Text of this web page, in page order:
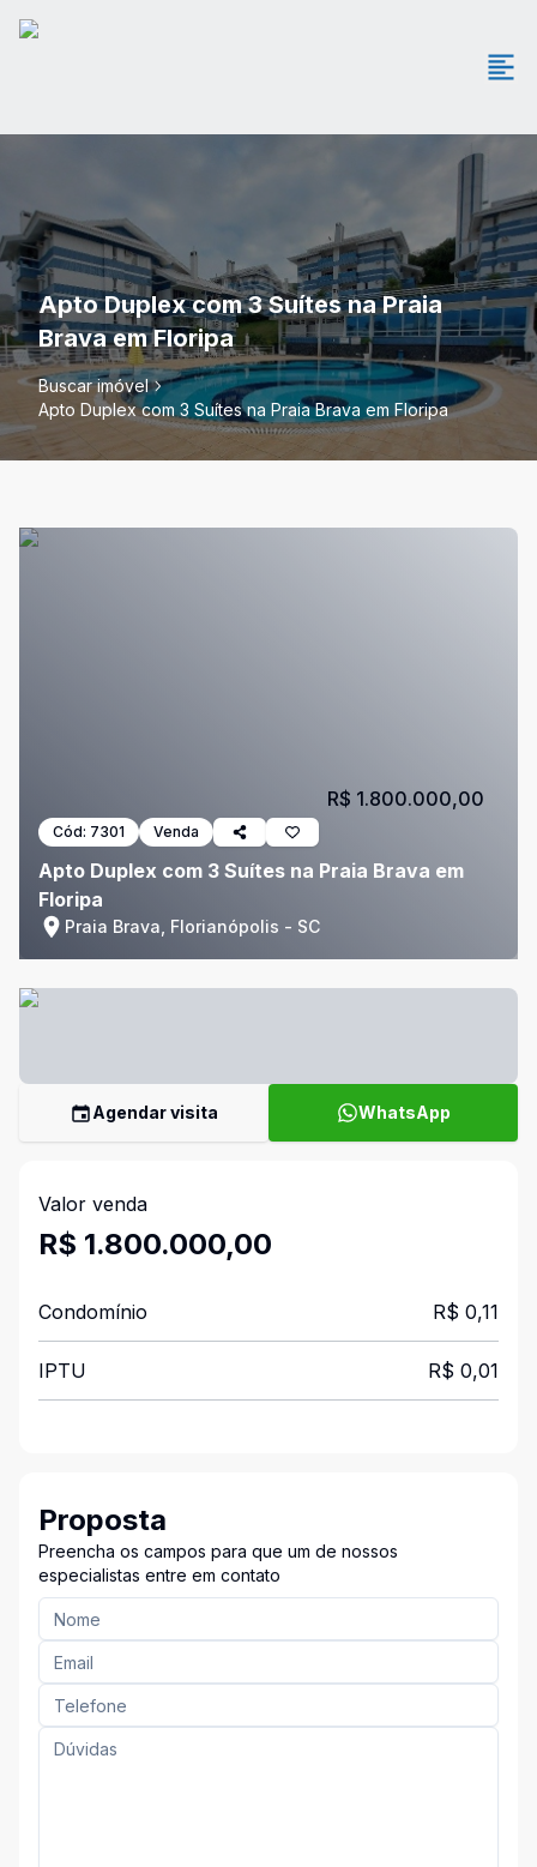
Apto Duplex com 3 Suítes na Praia
Brava em Floripa
Buscar imóvel
Apto Duplex com 3 Suítes na Praia Brava em Floripa
Cód: 7301 Venda
Apto Duplex com 3 Suítes na Praia Brava em
Floripa
Praia Brava, Florianópolis - SC
R$ 1.800.000,00
Agendar visita WhatsApp
Valor venda
R$ 1.800.000,00
Condomínio R$ 0,11
IPTU R$ 0,01
Proposta
Preencha os campos para que um de nossos
especialistas entre em contato